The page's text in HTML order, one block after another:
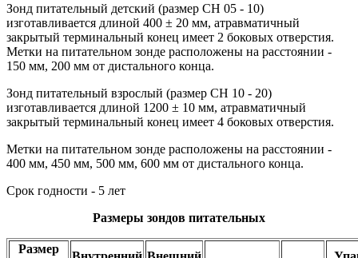
Зонд питательный детский (размер СН 05 - 10)
изготавливается длиной 400 ± 20 мм, атравматичный
закрытый терминальный конец имеет 2 боковых отверстия.
Метки на питательном зонде расположены на расстоянии -
150 мм, 200 мм от дистального конца.
Зонд питательный взрослый (размер СН 10 - 20)
изготавливается длиной 1200 ± 10 мм, атравматичный
закрытый терминальный конец имеет 4 боковых отверстия.
Метки на питательном зонде расположены на расстоянии -
400 мм, 450 мм, 500 мм, 600 мм от дистального конца.
Срок годности - 5 лет
Размеры зондов питательных
Размер